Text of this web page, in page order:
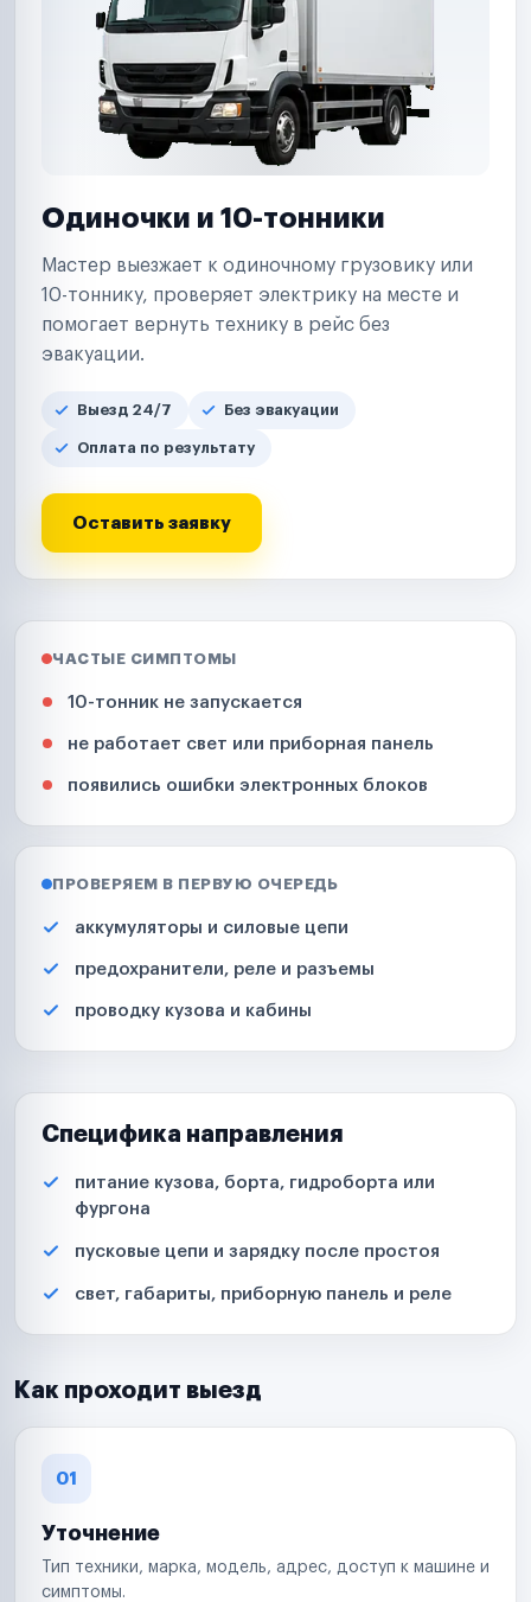
Одиночки и 10-тонники
Мастер выезжает к одиночному грузовику или
10-тоннику, проверяет электрику на месте и
помогает вернуть технику в рейс без
эвакуации.
Выезд 24/7 Без эвакуации
Оплата по результату
Оставить заявку
ЧАСТЫЕ СИМПТОМЫ
10-тонник не запускается
не работает свет или приборная панель
появились ошибки электронных блоков
ПРОВЕРЯЕМ В ПЕРВУЮ ОЧЕРЕДЬ
аккумуляторы и силовые цепи
предохранители, реле и разъемы
проводку кузова и кабины
Специфика направления
питание кузова, борта, гидроборта или
фургона
пусковые цепи и зарядку после простоя
свет, габариты, приборную панель и реле
Как проходит выезд
01
Уточнение
Тип техники, марка, модель, адрес, доступ к машине и
симптомы.